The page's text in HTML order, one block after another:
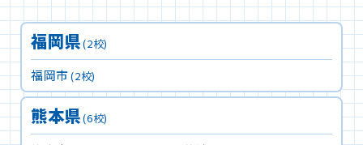
福岡県(2校)
福岡市(2校)
熊本県(6校)